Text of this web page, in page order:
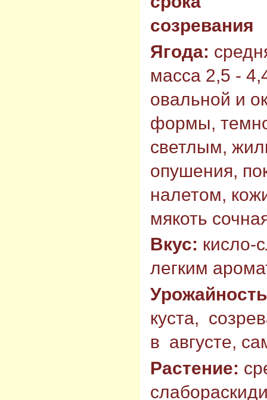
созревания
Ягода:
масса 2,5 -
овальной и
формы,
светлым,
опушения,
налетом,
мякоть
Вкус: кисло-
легким
куста,
в августе,
Растение: